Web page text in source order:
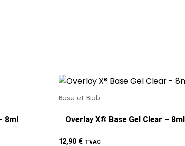
8ml
Base et Biab
Overlay X® Base Gel Clear – 8ml
12,90 € TVAC